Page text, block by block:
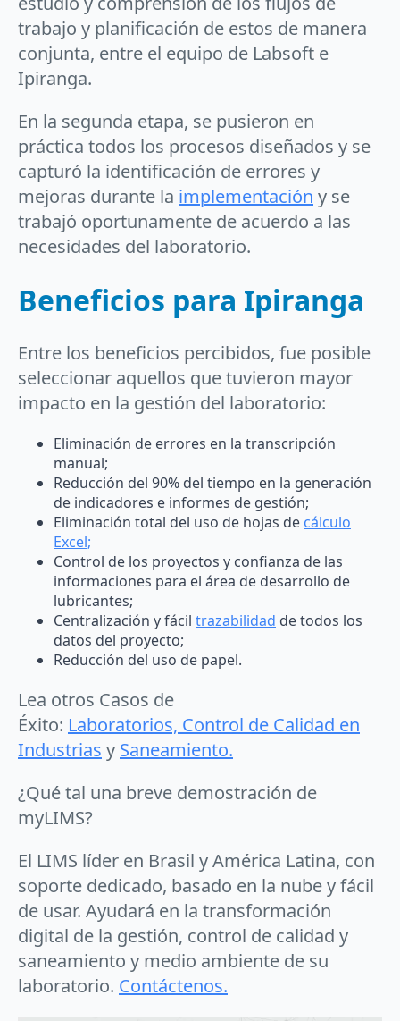
trabajo y planificación de estos de manera
conjunta, entre el equipo de Labsoft e
Ipiranga.
En la segunda etapa, se pusieron en
práctica todos los procesos diseñados y se
capturó la identificación de errores y
mejoras durante la implementación y se
trabajó oportunamente de acuerdo a las
necesidades del laboratorio.
Beneficios para Ipiranga
Entre los beneficios percibidos, fue posible
seleccionar aquellos que tuvieron mayor
impacto en la gestión del laboratorio:
Eliminación de errores en la transcripción
manual;
Reducción del 90% del tiempo en la generación
de indicadores e informes de gestión;
Eliminación total del uso de hojas de cálculo
Excel;
Control de los proyectos y confianza de las
informaciones para el área de desarrollo de
lubricantes;
Centralización y fácil trazabilidad de todos los
datos del proyecto;
Reducción del uso de papel.
Lea otros Casos de
Éxito: Laboratorios, Control de Calidad en
Industrias y Saneamiento.
¿Qué tal una breve demostración de
myLIMS?
El LIMS líder en Brasil y América Latina, con
soporte dedicado, basado en la nube y fácil
de usar. Ayudará en la transformación
digital de la gestión, control de calidad y
saneamiento y medio ambiente de su
laboratorio. Contáctenos.